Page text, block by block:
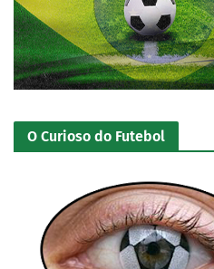
O Curioso do Futebol